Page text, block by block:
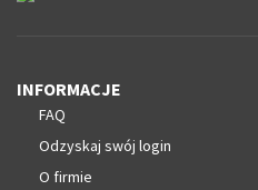
INFORMACJE
FAQ
Odzyskaj swój login
O firmie